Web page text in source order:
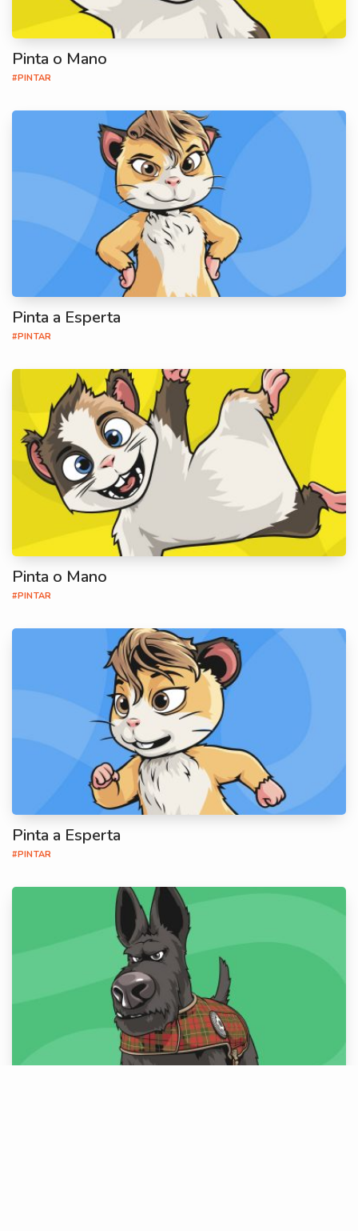
Pinta o Mano
#PINTAR
Pinta a Esperta
#PINTAR
Pinta o Mano
#PINTAR
Pinta a Esperta
#PINTAR